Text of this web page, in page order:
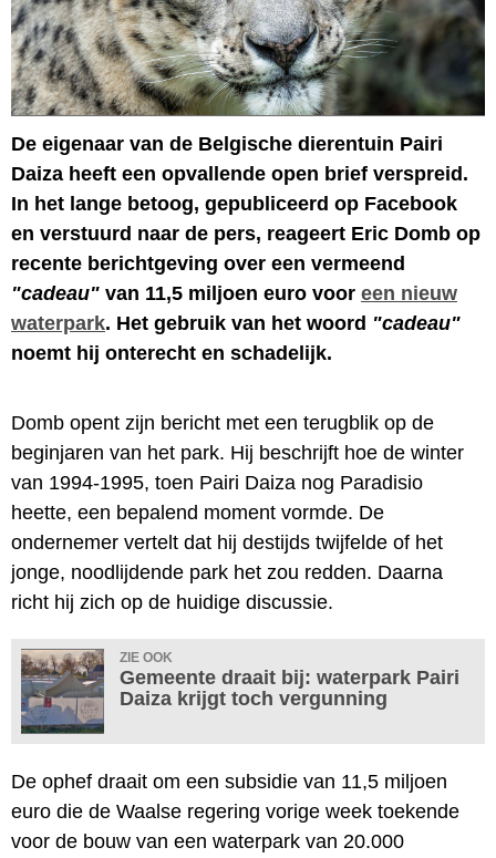
De eigenaar van de Belgische dierentuin Pairi
Daiza heeft een opvallende open brief verspreid.
In het lange betoog, gepubliceerd op Facebook
en verstuurd naar de pers, reageert Eric Domb op
recente berichtgeving over een vermeend
"cadeau" van 11,5 miljoen euro voor een nieuw
waterpark. Het gebruik van het woord "cadeau"
noemt hij onterecht en schadelijk.
Domb opent zijn bericht met een terugblik op de
beginjaren van het park. Hij beschrijft hoe de winter
van 1994-1995, toen Pairi Daiza nog Paradisio
heette, een bepalend moment vormde. De
ondernemer vertelt dat hij destijds twijfelde of het
jonge, noodlijdende park het zou redden. Daarna
richt hij zich op de huidige discussie.
ZIE OOK
Gemeente draait bij: waterpark Pairi
Daiza krijgt toch vergunning
De ophef draait om een subsidie van 11,5 miljoen
euro die de Waalse regering vorige week toekende
voor de bouw van een waterpark van 20.000